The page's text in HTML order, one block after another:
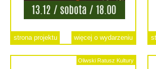
strona projektu więcej o wydarzeniu
Oliwski Ratusz Kultury